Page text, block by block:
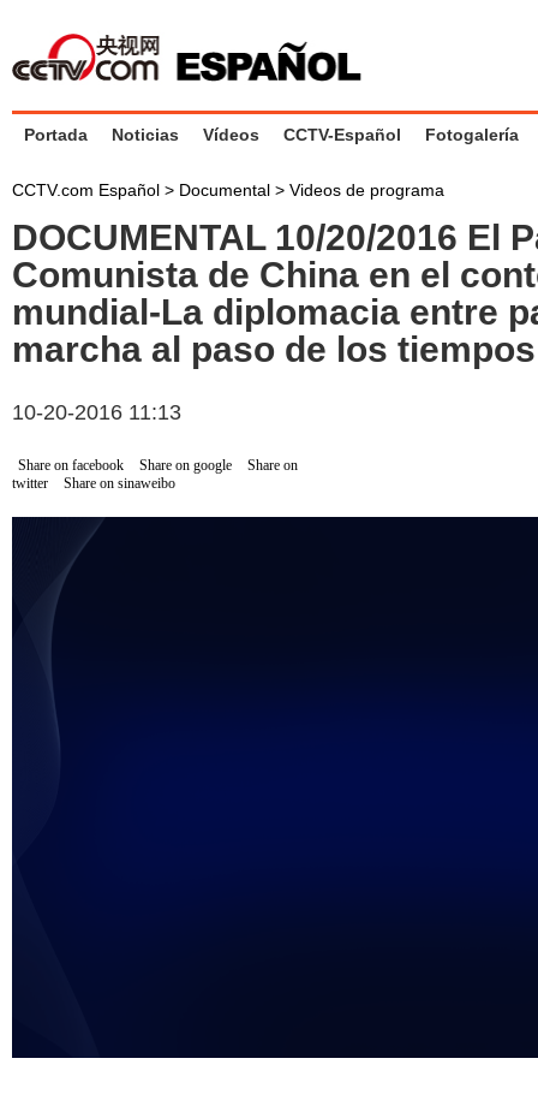
Portada Noticias Vídeos CCTV-Español Fotogalería
CCTV.com Español > Documental > Videos de programa
DOCUMENTAL 10/20/2016 El
Comunista de China en el
mundial-La diplomacia entre
marcha al paso de los tiempos
10-20-2016 11:13
Share on facebook Share on google
Share on
twitter
Share on sinaweibo